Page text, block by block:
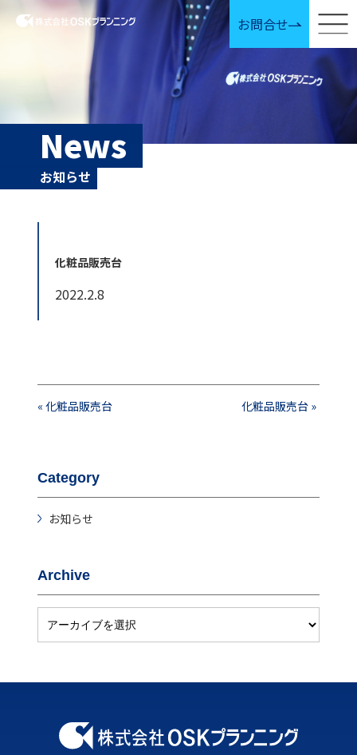
お問合せ
News
お知らせ
化粧品販売台
2022.2.8
«化粧品販売台 化粧品販売台 »
Category
お知らせ
Archive